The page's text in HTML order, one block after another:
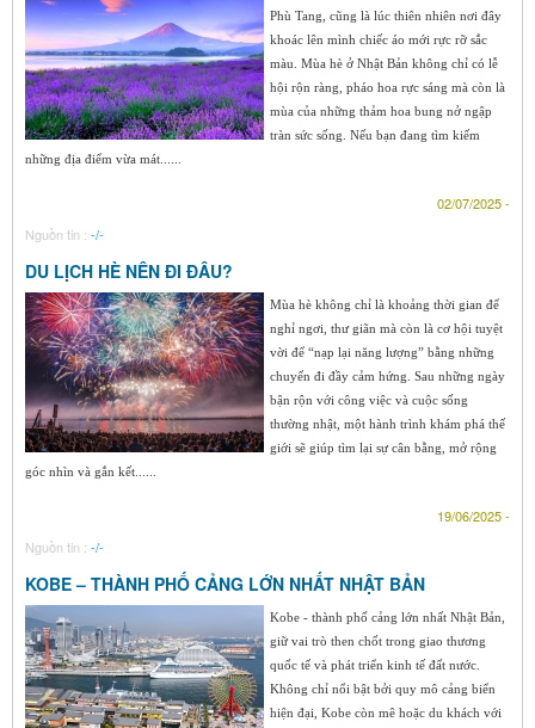
Phù Tang, cũng là lúc thiên nhiên nơi đây
khoác lên mình chiếc áo mới rực rỡ sắc
màu. Mùa hè ở Nhật Bản không chỉ có lễ
hội rộn ràng, pháo hoa rực sáng mà còn là
mùa của những thảm hoa bung nở ngập
tràn sức sống. Nếu bạn đang tìm kiếm
những địa điểm vừa mát......
02/07/2025 -
Nguồn tin : -/-
DU LỊCH HÈ NÊN ĐI ĐÂU?
Mùa hè không chỉ là khoảng thời gian để
nghỉ ngơi, thư giãn mà còn là cơ hội tuyệt
vời để “nạp lại năng lượng” bằng những
chuyến đi đầy cảm hứng. Sau những ngày
bận rộn với công việc và cuộc sống
thường nhật, một hành trình khám phá thế
giới sẽ giúp tìm lại sự cân bằng, mở rộng
góc nhìn và gắn kết......
19/06/2025 -
Nguồn tin : -/-
KOBE – THÀNH PHỐ CẢNG LỚN NHẤT NHẬT BẢN
Kobe - thành phố cảng lớn nhất Nhật Bản,
giữ vai trò then chốt trong giao thương
quốc tế và phát triển kinh tế đất nước.
Không chỉ nổi bật bởi quy mô cảng biển
hiện đại, Kobe còn mê hoặc du khách với